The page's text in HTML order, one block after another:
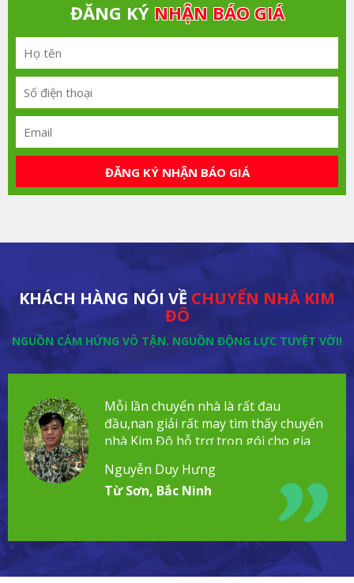
ĐĂNG KÝ NHẬN BÁO GIÁ
ĐĂNG KÝ NHẬN BÁO GIÁ
KHÁCH HÀNG NÓI VỀ CHUYỂN NHÀ KIM
ĐÔ
NGUỒN CẢM HỨNG VÔ TẬN. NGUỒN ĐỘNG LỰC TUYỆT VỜI!
Mỗi lần chuyển nhà là rất đau
đầu,nan giải rất may tìm thấy chuyển
nhà Kim Đô hỗ trợ trọn gói cho gia
Nguyễn Duy Hưng
Từ Sơn, Bắc Ninh